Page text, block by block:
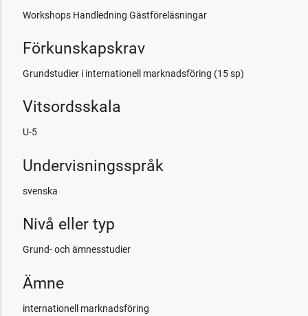
Workshops Handledning Gästföreläsningar
Förkunskapskrav
Grundstudier i internationell marknadsföring (15 sp)
Vitsordsskala
U-5
Undervisningsspråk
svenska
Nivå eller typ
Grund- och ämnesstudier
Ämne
internationell marknadsföring